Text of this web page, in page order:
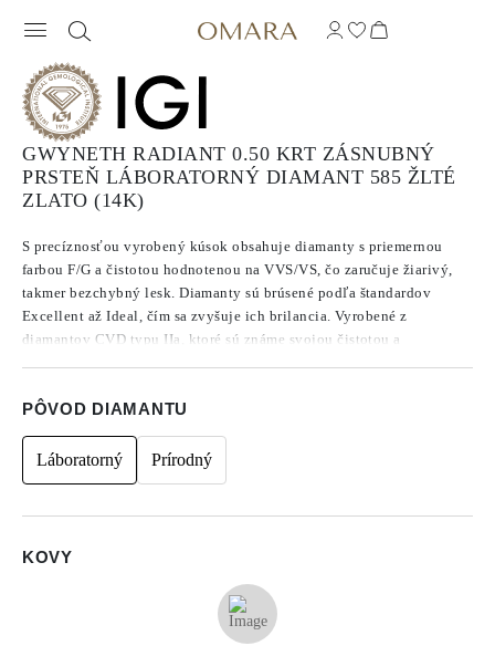
GWYNETH RADIANT 0.50 KRT ZÁSNUBNÝ
PRSTEŇ LÁBORATORNÝ DIAMANT 585 ŽLTÉ
ZLATO (14K)
S precíznosťou vyrobený kúsok obsahuje diamanty s priemernou
farbou F/G a čistotou hodnotenou na VVS/VS, čo zaručuje žiarivý,
takmer bezchybný lesk. Diamanty sú brúsené podľa štandardov
Excellent až Ideal, čím sa zvyšuje ich brilancia. Vyrobené z
diamantov CVD typu IIa, ktoré sú známe svojou čistotou a
PÔVOD DIAMANTU
Láboratorný Prírodný
KOVY